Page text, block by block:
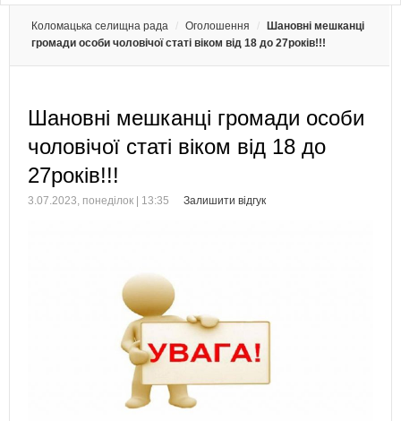
Коломацька селищна рада Оголошення
Шановні мешканці
громади особи чоловічої статі віком від 18 до 27років!!!
Шановні мешканці громади особи
чоловічої статі віком від 18 до
27років!!!
3.07.2023, понеділок | 13:35 Залишити відгук